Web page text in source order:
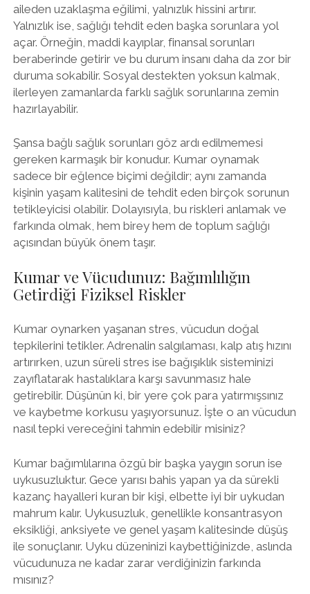
aileden uzaklaşma eğilimi, yalnızlık hissini artırır.
Yalnızlık ise, sağlığı tehdit eden başka sorunlara yol
açar. Örneğin, maddi kayıplar, finansal sorunları
beraberinde getirir ve bu durum insanı daha da zor bir
duruma sokabilir. Sosyal destekten yoksun kalmak,
ilerleyen zamanlarda farklı sağlık sorunlarına zemin
hazırlayabilir.
Şansa bağlı sağlık sorunları göz ardı edilmemesi
gereken karmaşık bir konudur. Kumar oynamak
sadece bir eğlence biçimi değildir; aynı zamanda
kişinin yaşam kalitesini de tehdit eden birçok sorunun
tetikleyicisi olabilir. Dolayısıyla, bu riskleri anlamak ve
farkında olmak, hem birey hem de toplum sağlığı
açısından büyük önem taşır.
Kumar ve Vücudunuz: Bağımlılığın
Getirdiği Fiziksel Riskler
Kumar oynarken yaşanan stres, vücudun doğal
tepkilerini tetikler. Adrenalin salgılaması, kalp atış hızını
artırırken, uzun süreli stres ise bağışıklık sisteminizi
zayıflatarak hastalıklara karşı savunmasız hale
getirebilir. Düşünün ki, bir yere çok para yatırmışsınız
ve kaybetme korkusu yaşıyorsunuz. İşte o an vücudun
nasıl tepki vereceğini tahmin edebilir misiniz?
Kumar bağımlılarına özgü bir başka yaygın sorun ise
uykusuzluktur. Gece yarısı bahis yapan ya da sürekli
kazanç hayalleri kuran bir kişi, elbette iyi bir uykudan
mahrum kalır. Uykusuzluk, genellikle konsantrasyon
eksikliği, anksiyete ve genel yaşam kalitesinde düşüş
ile sonuçlanır. Uyku düzeninizi kaybettiğinizde, aslında
vücudunuza ne kadar zarar verdiğinizin farkında
mısınız?